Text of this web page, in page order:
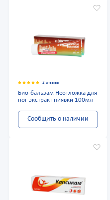
2 отзыва
Био-бальзам Неотложка для
ног экстракт пиявки 100мл
Сообщить о наличии